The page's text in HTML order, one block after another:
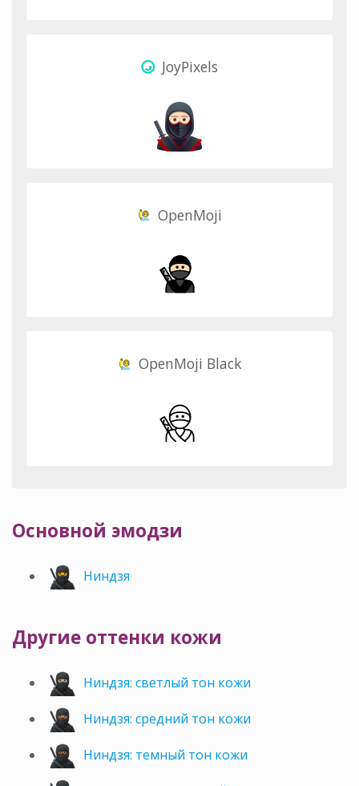
JoyPixels
OpenMoji
OpenMoji Black
Основной эмодзи
Ниндзя
Другие оттенки кожи
Ниндзя: светлый тон кожи
Ниндзя: средний тон кожи
Ниндзя: темный тон кожи